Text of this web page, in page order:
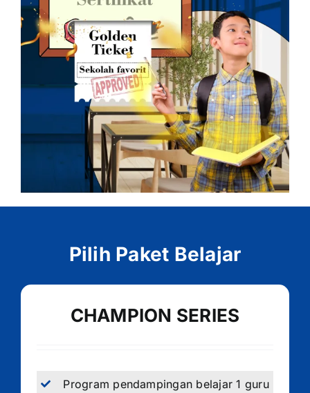
Pilih Paket Belajar
CHAMPION SERIES
Program pendampingan belajar 1 guru